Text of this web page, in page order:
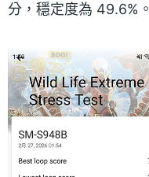
分，穩定度為 49.6%。